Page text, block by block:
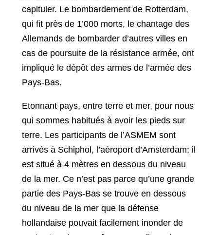
capituler. Le bombardement de Rotterdam,
qui fit près de 1’000 morts, le chantage des
Allemands de bombarder d’autres villes en
cas de poursuite de la résistance armée, ont
impliqué le dépôt des armes de l’armée des
Pays-Bas.
Etonnant pays, entre terre et mer, pour nous
qui sommes habitués à avoir les pieds sur
terre. Les participants de l’ASMEM sont
arrivés à Schiphol, l’aéroport d’Amsterdam; il
est situé à 4 mètres en dessous du niveau
de la mer. Ce n’est pas parce qu’une grande
partie des Pays-Bas se trouve en dessous
du niveau de la mer que la défense
hollandaise pouvait facilement inonder de